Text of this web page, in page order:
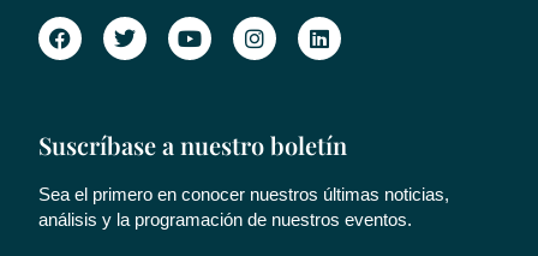
Suscríbase a nuestro boletín
Sea el primero en conocer nuestros últimas noticias,
análisis y la programación de nuestros eventos.